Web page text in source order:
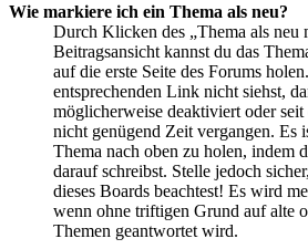
Wie markiere ich ein Thema als neu?
Durch Klicken des „Thema als neu
Beitragsansicht kannst du das
auf die erste Seite des Forums
entsprechenden Link nicht siehst,
möglicherweise deaktiviert oder
nicht genügend Zeit vergangen. Es
Thema nach oben zu holen, indem
darauf schreibst. Stelle jedoch
dieses Boards beachtest! Es wird
wenn ohne triftigen Grund auf alte
Themen geantwortet wird.